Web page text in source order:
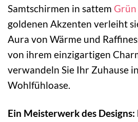
Samtschirmen in sattem Grün
goldenen Akzenten verleiht
Aura von Wärme und
von ihrem einzigartigen
verwandeln Sie Ihr Zuhause
Wohlfühloase.
Ein Meisterwerk des